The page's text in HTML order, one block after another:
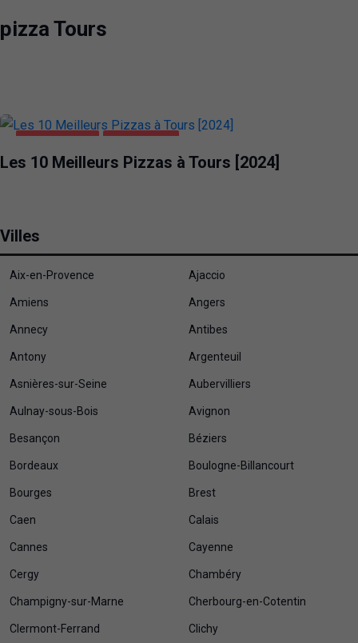
pizza Tours
ALIMENTATION PIZZA TOURS
Les 10 Meilleurs Pizzas à Tours [2024]
Villes
Aix-en-Provence Ajaccio
Amiens Angers
Annecy Antibes
Antony Argenteuil
Asnières-sur-Seine Aubervilliers
Aulnay-sous-Bois Avignon
Besançon Béziers
Bordeaux Boulogne-Billancourt
Bourges Brest
Caen Calais
Cannes Cayenne
Cergy Chambéry
Champigny-sur-Marne Cherbourg-en-Cotentin
Clermont-Ferrand Clichy